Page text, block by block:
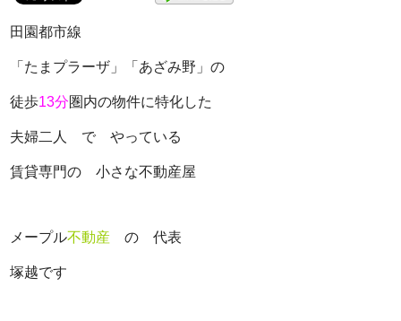
田園都市線
「たまプラーザ」「あざみ野」の
徒歩13分圏内の物件に特化した
夫婦二人 で やっている
賃貸専門の 小さな不動産屋
メープル不動産 の 代表
塚越です